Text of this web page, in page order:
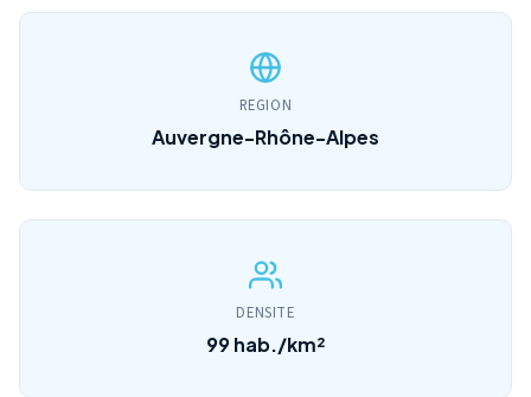
REGION
Auvergne-Rhône-Alpes
DENSITE
99 hab./km²